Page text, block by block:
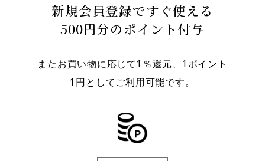
新規会員登録ですぐ使える
500円分のポイント付与
またお買い物に応じて1％還元、1ポイント
1円としてご利用可能です。